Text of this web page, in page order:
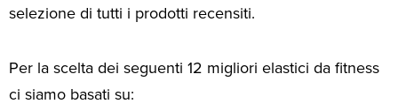
selezione di tutti i prodotti recensiti.
Per la scelta dei seguenti 12 migliori elastici da fitness
ci siamo basati su: